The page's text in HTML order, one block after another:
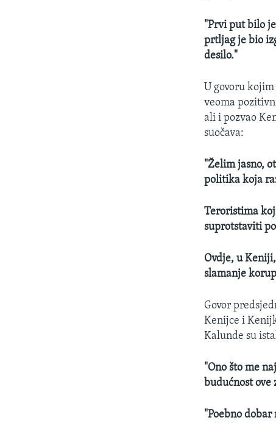
"Prvi put bilo
prtljag je bio
desilo."
U govoru
veoma
ali i pozvao
suočava:
"Želim jasno,
politika koja
Teroristima
suprotstaviti
Ovdje, u
slamanje
Govor
Kenijce i
Kalunde su
"Ono što me
budućnost
"Poebno